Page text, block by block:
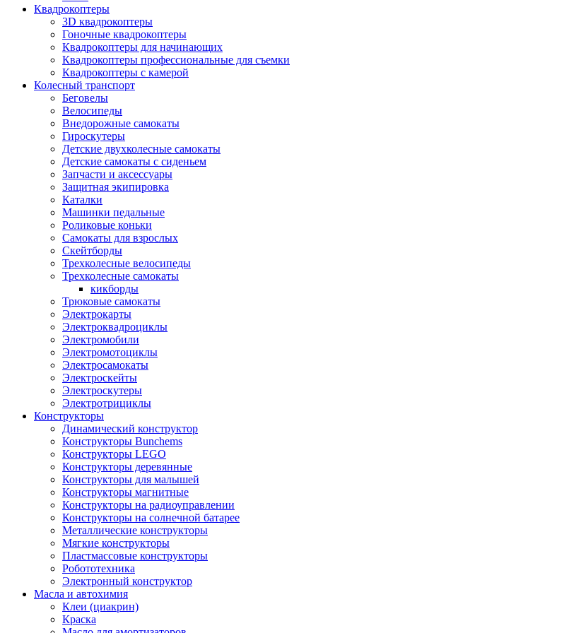
Квадрокоптеры
3D квадрокоптеры
Гоночные квадрокоптеры
Квадрокоптеры для начинающих
Квадрокоптеры профессиональные для съемки
Квадрокоптеры с камерой
Колесный транспорт
Беговелы
Велосипеды
Внедорожные самокаты
Гироскутеры
Детские двухколесные самокаты
Детские самокаты с сиденьем
Запчасти и аксессуары
Защитная экипировка
Каталки
Машинки педальные
Роликовые коньки
Самокаты для взрослых
Скейтборды
Трехколесные велосипеды
Трехколесные самокаты
кикборды
Трюковые самокаты
Электрокарты
Электроквадроциклы
Электромобили
Электромотоциклы
Электросамокаты
Электроскейты
Электроскутеры
Электротрициклы
Конструкторы
Динамический конструктор
Конструкторы Bunchems
Конструкторы LEGO
Конструкторы деревянные
Конструкторы для малышей
Конструкторы магнитные
Конструкторы на радиоуправлении
Конструкторы на солнечной батарее
Металлические конструкторы
Мягкие конструкторы
Пластмассовые конструкторы
Робототехника
Электронный конструктор
Масла и автохимия
Клеи (циакрин)
Краска